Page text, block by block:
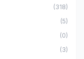
(318)
(5)
(0)
(3)